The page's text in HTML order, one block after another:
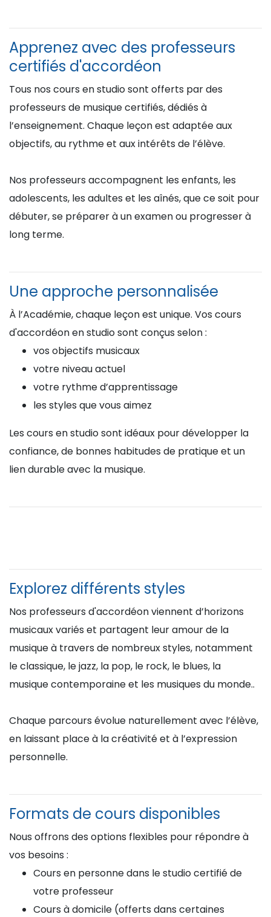
Apprenez avec des professeurs
certifiés d'accordéon
Tous nos cours en studio sont offerts par des
professeurs de musique certifiés, dédiés à
l’enseignement. Chaque leçon est adaptée aux
objectifs, au rythme et aux intérêts de l’élève.
Nos professeurs accompagnent les enfants, les
adolescents, les adultes et les aînés, que ce soit pour
débuter, se préparer à un examen ou progresser à
long terme.
Une approche personnalisée
À l’Académie, chaque leçon est unique. Vos cours
d'accordéon en studio sont conçus selon :
vos objectifs musicaux
votre niveau actuel
votre rythme d’apprentissage
les styles que vous aimez
Les cours en studio sont idéaux pour développer la
confiance, de bonnes habitudes de pratique et un
lien durable avec la musique.
Explorez différents styles
Nos professeurs d'accordéon viennent d’horizons
musicaux variés et partagent leur amour de la
musique à travers de nombreux styles, notamment
le classique, le jazz, la pop, le rock, le blues, la
musique contemporaine et les musiques du monde..
Chaque parcours évolue naturellement avec l’élève,
en laissant place à la créativité et à l’expression
personnelle.
Formats de cours disponibles
Nous offrons des options flexibles pour répondre à
vos besoins :
Cours en personne dans le studio certifié de
votre professeur
Cours à domicile (offerts dans certaines